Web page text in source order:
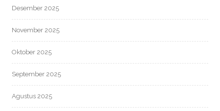
Desember 2025
November 2025
Oktober 2025
September 2025
Agustus 2025